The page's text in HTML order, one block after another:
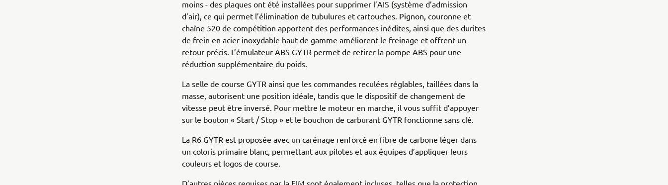
moins - des plaques ont été installées pour supprimer l’AIS (système d’admission
d’air), ce qui permet l’élimination de tubulures et cartouches. Pignon, couronne et
chaîne 520 de compétition apportent des performances inédites, ainsi que des durites
de frein en acier inoxydable haut de gamme améliorent le freinage et offrent un
retour précis. L’émulateur ABS GYTR permet de retirer la pompe ABS pour une
réduction supplémentaire du poids.
La selle de course GYTR ainsi que les commandes reculées réglables, taillées dans la
masse, autorisent une position idéale, tandis que le dispositif de changement de
vitesse peut être inversé. Pour mettre le moteur en marche, il vous suffit d’appuyer
sur le bouton « Start / Stop » et le bouchon de carburant GYTR fonctionne sans clé.
La R6 GYTR est proposée avec un carénage renforcé en fibre de carbone léger dans
un coloris primaire blanc, permettant aux pilotes et aux équipes d’appliquer leurs
couleurs et logos de course.